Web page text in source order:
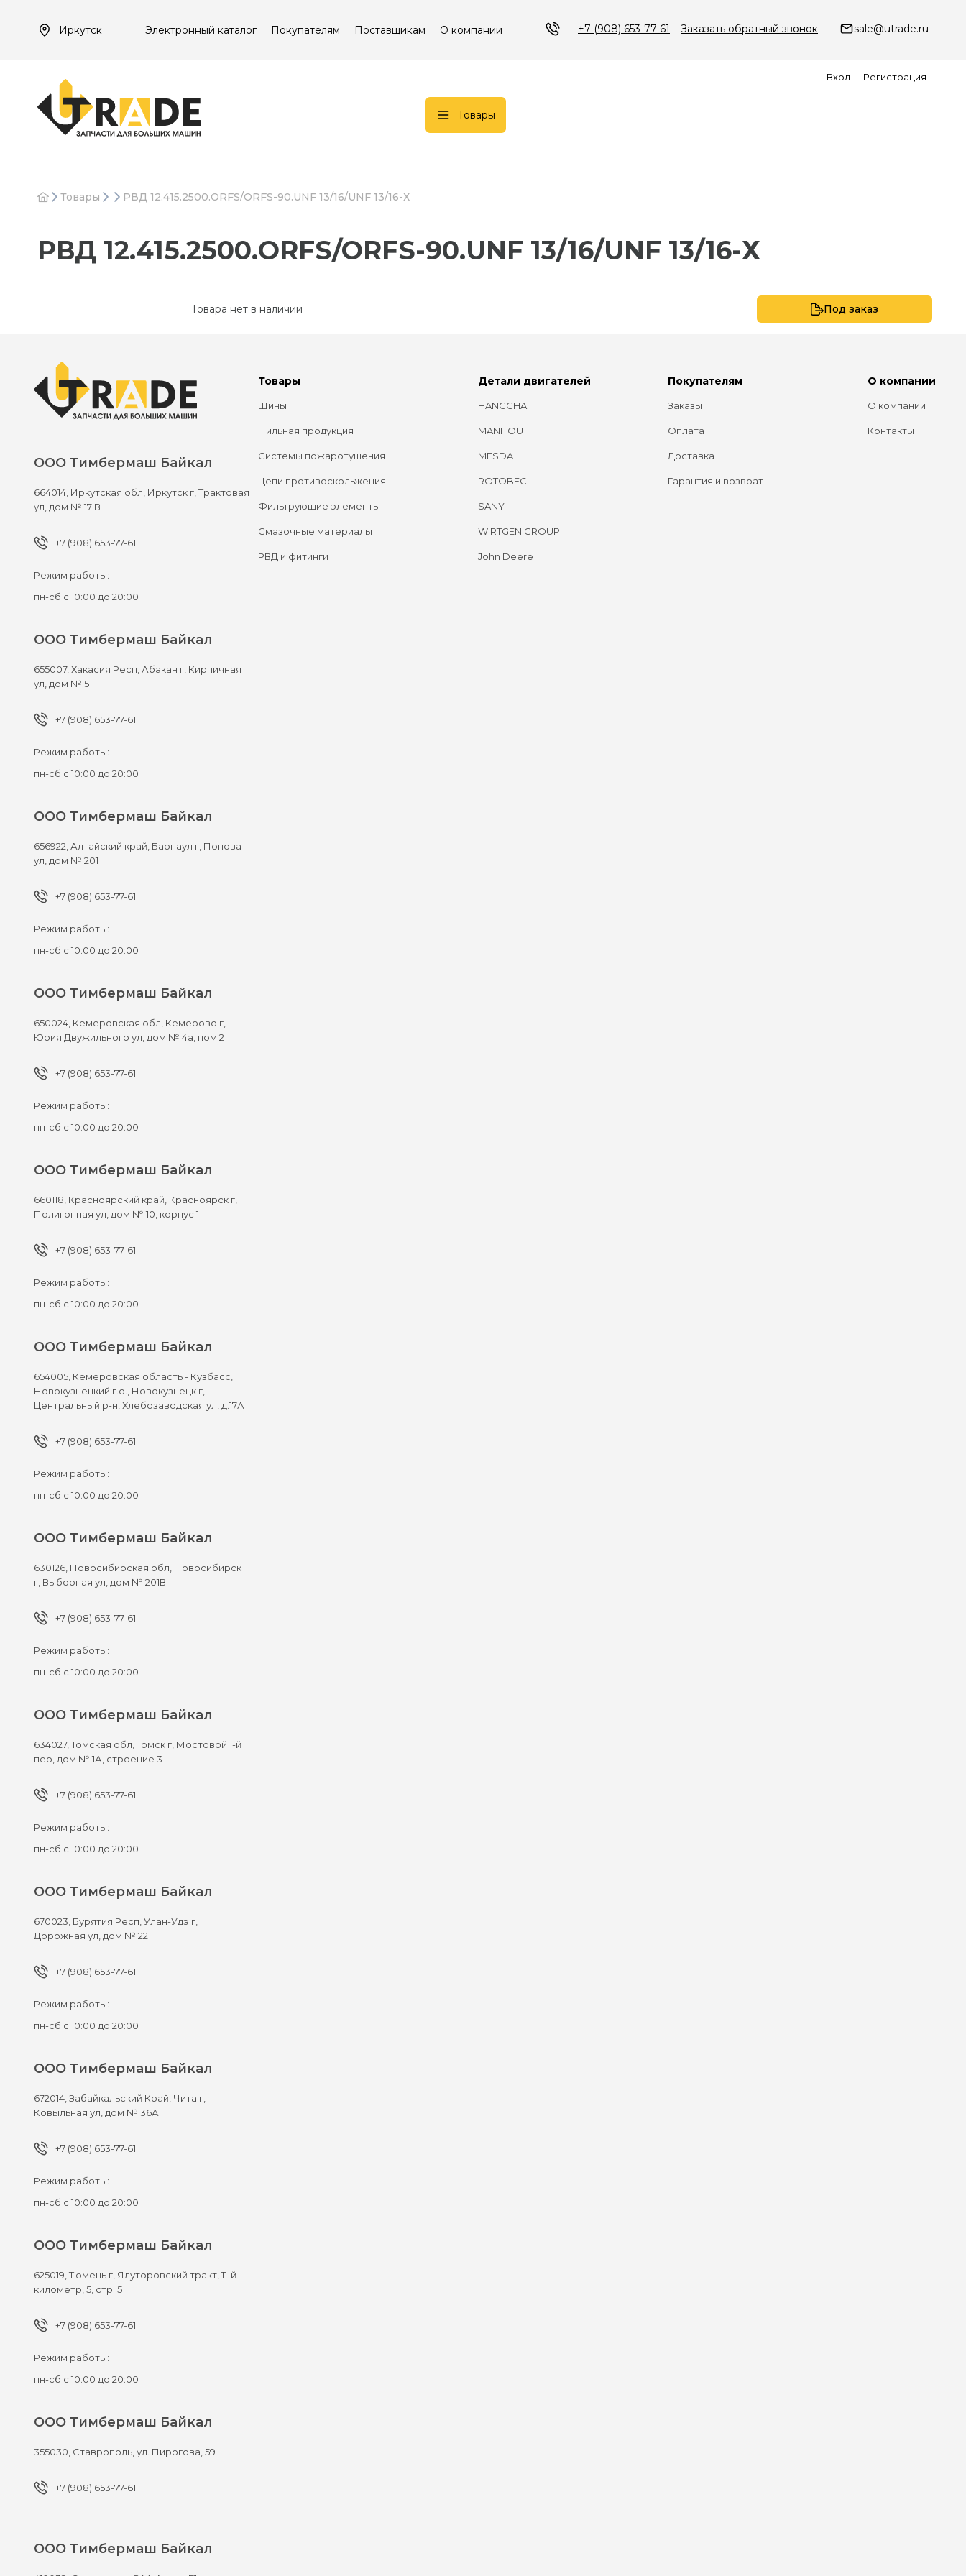
Иркутск Электронный каталог Покупателям Поставщикам О компании +7 (908) 653-77-61 Заказать обратный звонок sale@utrade.ru
Вход Регистрация
Товары
Товары РВД 12.415.2500.ORFS/ORFS-90.UNF 13/16/UNF 13/16-Х
РВД 12.415.2500.ORFS/ORFS-90.UNF 13/16/UNF 13/16-Х
Товара нет в наличии Под заказ
ООО Тимбермаш Байкал
664014, Иркутская обл, Иркутск г,Трактовая
ул, дом № 17 В
+7 (908) 653-77-61
Режим работы:
пн-сб с 10:00 до 20:00
ООО Тимбермаш Байкал
655007,Хакасия Респ, Абакан г, Кирпичная
ул, дом № 5
+7 (908) 653-77-61
Режим работы:
пн-сб с 10:00 до 20:00
ООО Тимбермаш Байкал
656922, Алтайский край, Барнаул г, Попова
ул, дом № 201
+7 (908) 653-77-61
Режим работы:
пн-сб с 10:00 до 20:00
ООО Тимбермаш Байкал
650024, Кемеровская обл, Кемерово г,
Юрия Двужильного ул, дом № 4а, пом.2
+7 (908) 653-77-61
Режим работы:
пн-сб с 10:00 до 20:00
ООО Тимбермаш Байкал
660118, Красноярский край, Красноярск г,
Полигонная ул, дом № 10, корпус 1
+7 (908) 653-77-61
Режим работы:
пн-сб с 10:00 до 20:00
ООО Тимбермаш Байкал
654005, Кемеровская область - Кузбасс,
Новокузнецкий г.о., Новокузнецк г,
Центральный р-н, Хлебозаводская ул, д.17А
+7 (908) 653-77-61
Режим работы:
пн-сб с 10:00 до 20:00
ООО Тимбермаш Байкал
630126, Новосибирская обл, Новосибирск
г, Выборная ул, дом № 201В
+7 (908) 653-77-61
Режим работы:
пн-сб с 10:00 до 20:00
ООО Тимбермаш Байкал
634027,Томская обл, Томск г, Мостовой 1-й
пер, дом № 1А, строение 3
+7 (908) 653-77-61
Режим работы:
пн-сб с 10:00 до 20:00
ООО Тимбермаш Байкал
670023, Бурятия Респ, Улан-Удэ г,
Дорожная ул, дом № 22
+7 (908) 653-77-61
Режим работы:
пн-сб с 10:00 до 20:00
ООО Тимбермаш Байкал
672014,Забайкальский Край, Чита г,
Ковыльная ул, дом № 36А
+7 (908) 653-77-61
Режим работы:
пн-сб с 10:00 до 20:00
ООО Тимбермаш Байкал
625019,Тюмень г, Ялуторовский тракт, 11-й
километр, 5, стр. 5
+7 (908) 653-77-61
Режим работы:
пн-сб с 10:00 до 20:00
ООО Тимбермаш Байкал
355030, Ставрополь,ул. Пирогова, 59
+7 (908) 653-77-61
ООО Тимбермаш Байкал
Товары
Шины
Пильная продукция
Системы пожаротушения
Цепи противоскольжения
Фильтрующие элементы
Смазочные материалы
РВД и фитинги
Детали двигателей
HANGCHA
MANITOU
MESDA
ROTOBEC
SANY
WIRTGEN GROUP
John Deere
Покупателям
Заказы
Оплата
Доставка
Гарантия и возврат
О компании
О компании
Контакты